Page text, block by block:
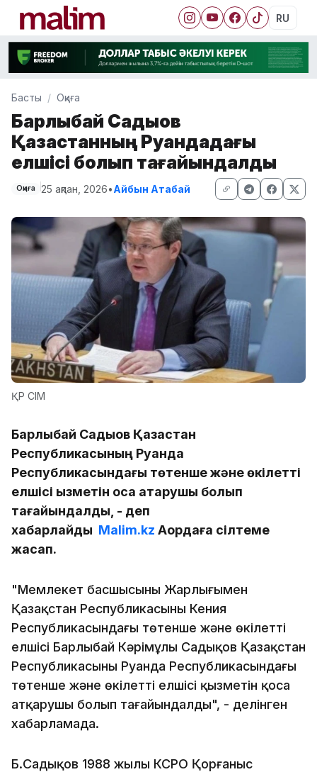
RU
Басты Оқиға
Барлыбай Садықов
Қазақстанның Руандадағы
елшісі болып тағайындалды
Оқиға 25 ақпан, 2026•Айбын Атабай
ҚР СІМ
Барлыбай Садықов Қазақстан
Республикасының Руанда
Республикасындағы төтенше және өкілетті
елшісі қызметін қоса атқарушы болып
тағайындалды, - деп
хабарлайды Malim.kz Ақордаға сілтеме
жасап.
"Мемлекет басшысының Жарлығымен
Қазақстан Республикасының Кения
Республикасындағы төтенше және өкілетті
елшісі Барлыбай Кәрімұлы Садықов Қазақстан
Республикасының Руанда Республикасындағы
төтенше және өкілетті елшісі қызметін қоса
атқарушы болып тағайындалды", - делінген
хабарламада.
Б.Садықов 1988 жылы КСРО Қорғаныс